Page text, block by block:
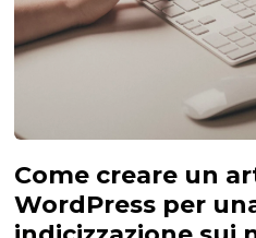
Come creare un
WordPress per